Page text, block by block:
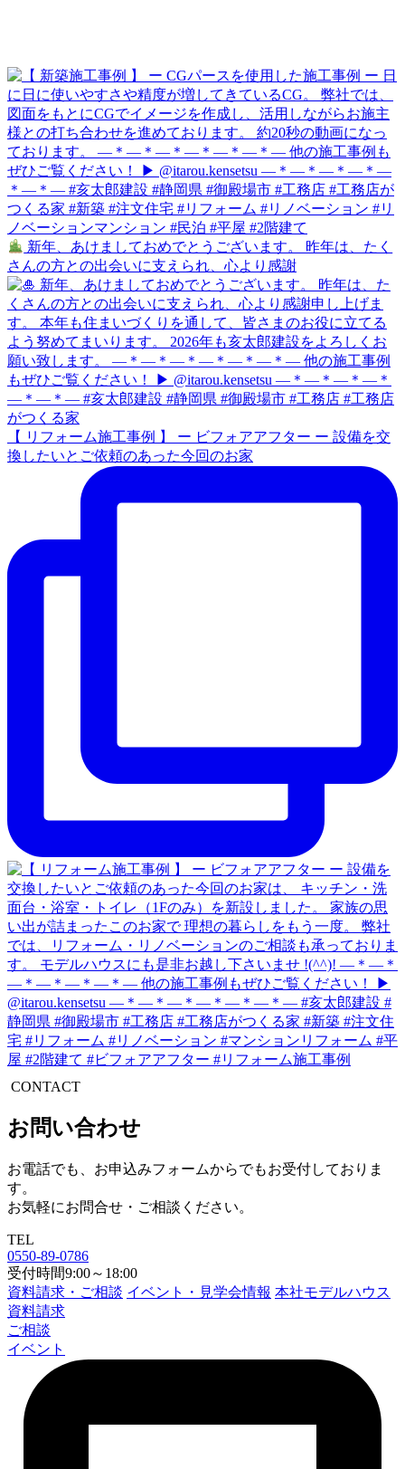
新年、あけましておめでとうございます。 昨年は、たく
さんの方との出会いに支えられ、心より感謝
【 リフォーム施工事例 】 ー ビフォアアフター ー 設備を交
換したいとご依頼のあった今回のお家
CONTACT
お問い合わせ
お電話でも、お申込みフォームからでもお受付しておりま
す。
お気軽にお問合せ・ご相談ください。
TEL
0550-89-0786
受付時間9:00～18:00
資料請求・ご相談 イベント・見学会情報 本社モデルハウス
資料請求
ご相談
イベント